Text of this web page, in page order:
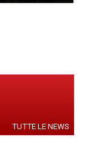
TUTTE LE NEWS